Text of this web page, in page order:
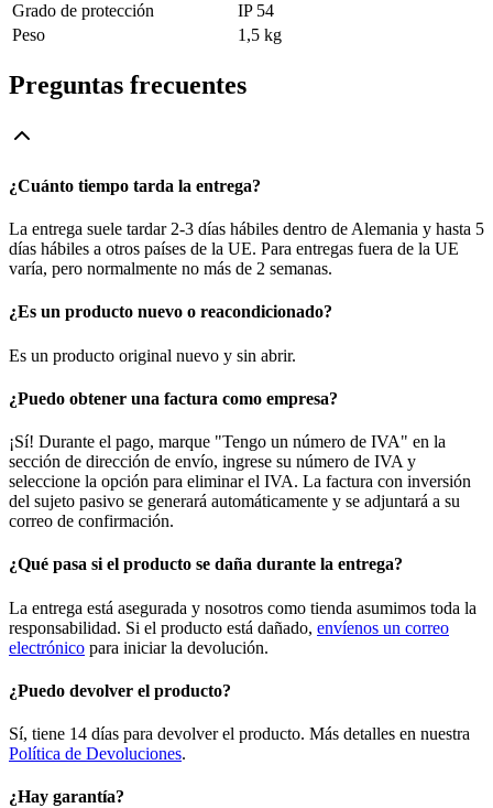
Grado de protección
IP 54
Peso
1,5 kg
Preguntas frecuentes
¿Cuánto tiempo tarda la entrega?
La entrega suele tardar 2-3 días hábiles dentro de Alemania y hasta 5
días hábiles a otros países de la UE. Para entregas fuera de la UE
varía, pero normalmente no más de 2 semanas.
¿Es un producto nuevo o reacondicionado?
Es un producto original nuevo y sin abrir.
¿Puedo obtener una factura como empresa?
¡Sí! Durante el pago, marque "Tengo un número de IVA" en la
sección de dirección de envío, ingrese su número de IVA y
seleccione la opción para eliminar el IVA. La factura con inversión
del sujeto pasivo se generará automáticamente y se adjuntará a su
correo de confirmación.
¿Qué pasa si el producto se daña durante la entrega?
La entrega está asegurada y nosotros como tienda asumimos toda la
responsabilidad. Si el producto está dañado, envíenos un correo
electrónico para iniciar la devolución.
¿Puedo devolver el producto?
Sí, tiene 14 días para devolver el producto. Más detalles en nuestra
Política de Devoluciones.
¿Hay garantía?